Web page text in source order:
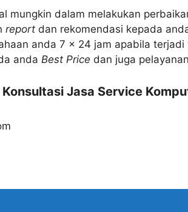
mungkin dalam melakukan
report dan rekomendasi kepada
anda 7 x 24 jam apabila
anda Best Price dan juga
Jasa Service